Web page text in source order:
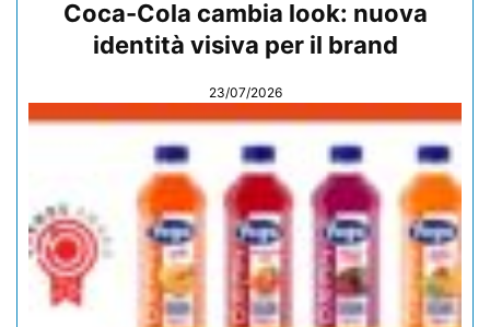
Coca-Cola cambia look: nuova
identità visiva per il brand
23/07/2026